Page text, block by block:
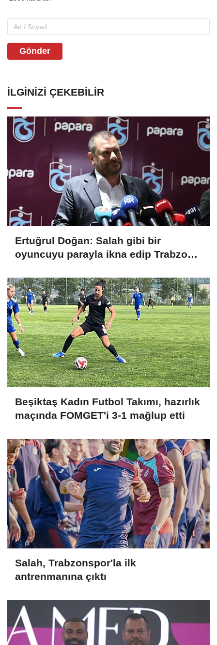
Gönder
İLGINIZI ÇEKEBILIR
Ertuğrul Doğan: Salah gibi bir
oyuncuyu parayla ikna edip Trabzon'a
Beşiktaş Kadın Futbol Takımı, hazırlık
maçında FOMGET'i 3-1 mağlup etti
Salah, Trabzonspor'la ilk
antrenmanına çıktı